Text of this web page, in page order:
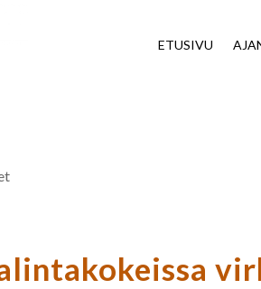
ETUSIVU